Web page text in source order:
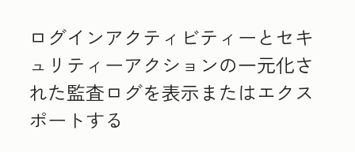
ログインアクティビティーとセキ
ュリティーアクションの一元化さ
れた監査ログを表示またはエクス
ポートする